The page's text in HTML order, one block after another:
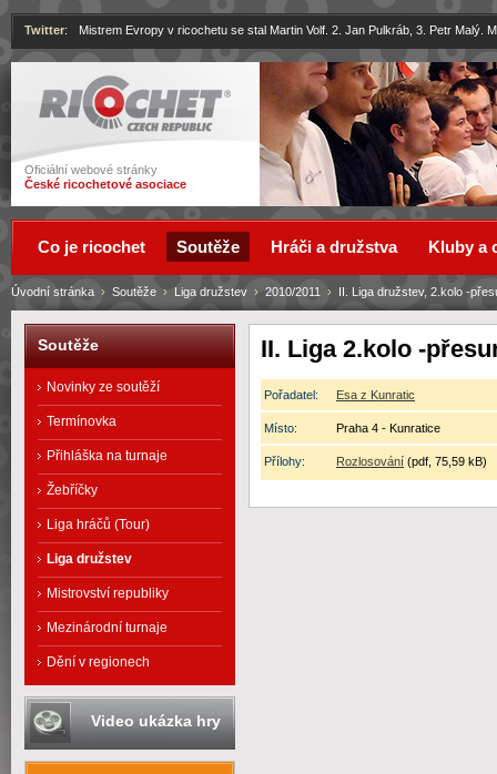
Ricochet
Oficiální webové stránky
České ricochetové asociace
Twitter: Mistrem Evropy v ricochetu se stal Martin Volf. 2. Jan Pulkráb, 3. Petr Malý.
II. Liga 2.kolo -
Pořadatel: Esa z Kunratic
Místo: Praha 4 - Kunratice
Přílohy: Rozlosování (pdf, 75,59 kB)
Úvodní stránka › Soutěže › Liga družstev › 2010/2011 › II. Liga družstev, 2.kolo -
Co je ricochet Soutěže Hráči a družstva Kluby a
Soutěže
Novinky ze soutěží
Termínovka
Přihláška na turnaje
Žebříčky
Liga hráčů (Tour)
Liga družstev
Mistrovství republiky
Mezinárodní turnaje
Dění v regionech
Video ukázka hry